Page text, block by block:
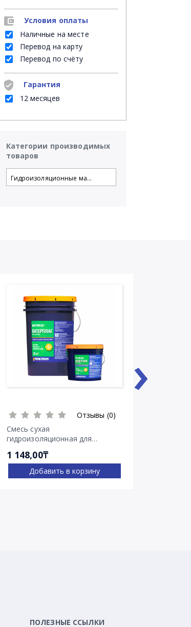
Часто задаваемые вопросы
Условия оплаты
Наличные на месте
Перевод на карту
Перевод по счёту
Гарантия
12 месяцев
Категории производимых
товаров
Гидроизоляционные ма...
Отзывы (0)
Смесь сухая
гидроизоляционная для
Ватерплаг
1 148,00₸
Добавить в корзину
›
ПОЛЕЗНЫЕ ССЫЛКИ